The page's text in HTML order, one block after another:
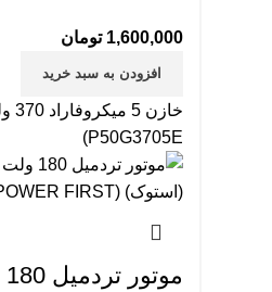
1,600,000 تومان
افزودن به سبد خرید
P50G3705E)